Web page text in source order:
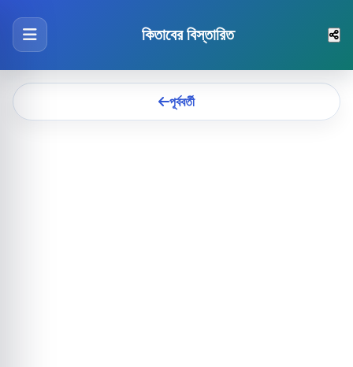
কিতাবের বিস্তারিত
পূর্ববর্তী